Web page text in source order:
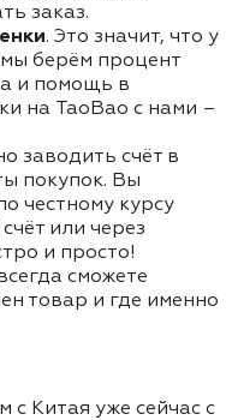
заказ.
. Это значит, что у
мы берём процент
и помощь в
на TaoBao с нами –
заводить счёт в
покупок. Вы
честному курсу
или через
и просто!
сможете
товар и где именно
с Китая уже сейчас с